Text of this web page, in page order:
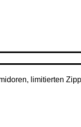
limitierten